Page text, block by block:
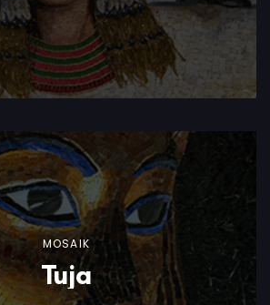
MOSAIK
Tuja